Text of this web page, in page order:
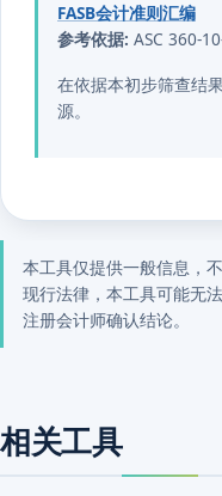
FASB会计准则汇编
参考依据: ASC 360-
在依据本初步筛查结
源。
本工具仅提供一般信息，
现行法律，本工具可能无
注册会计师确认结论。
相关工具